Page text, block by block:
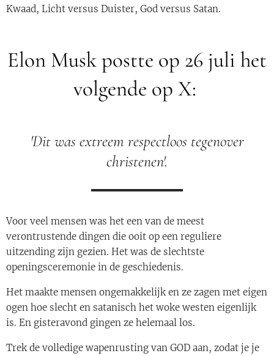
Kwaad, Licht versus Duister, God versus Satan.
Elon Musk postte op 26 juli het
volgende op X:
'Dit was extreem respectloos tegenover
christenen'.
Voor veel mensen was het een van de meest
verontrustende dingen die ooit op een reguliere
uitzending zijn gezien. Het was de slechtste
openingsceremonie in de geschiedenis.
Het maakte mensen ongemakkelijk en ze zagen met eigen
ogen hoe slecht en satanisch het woke westen eigenlijk
is. En gisteravond gingen ze helemaal los.
Trek de volledige wapenrusting van GOD aan, zodat je je